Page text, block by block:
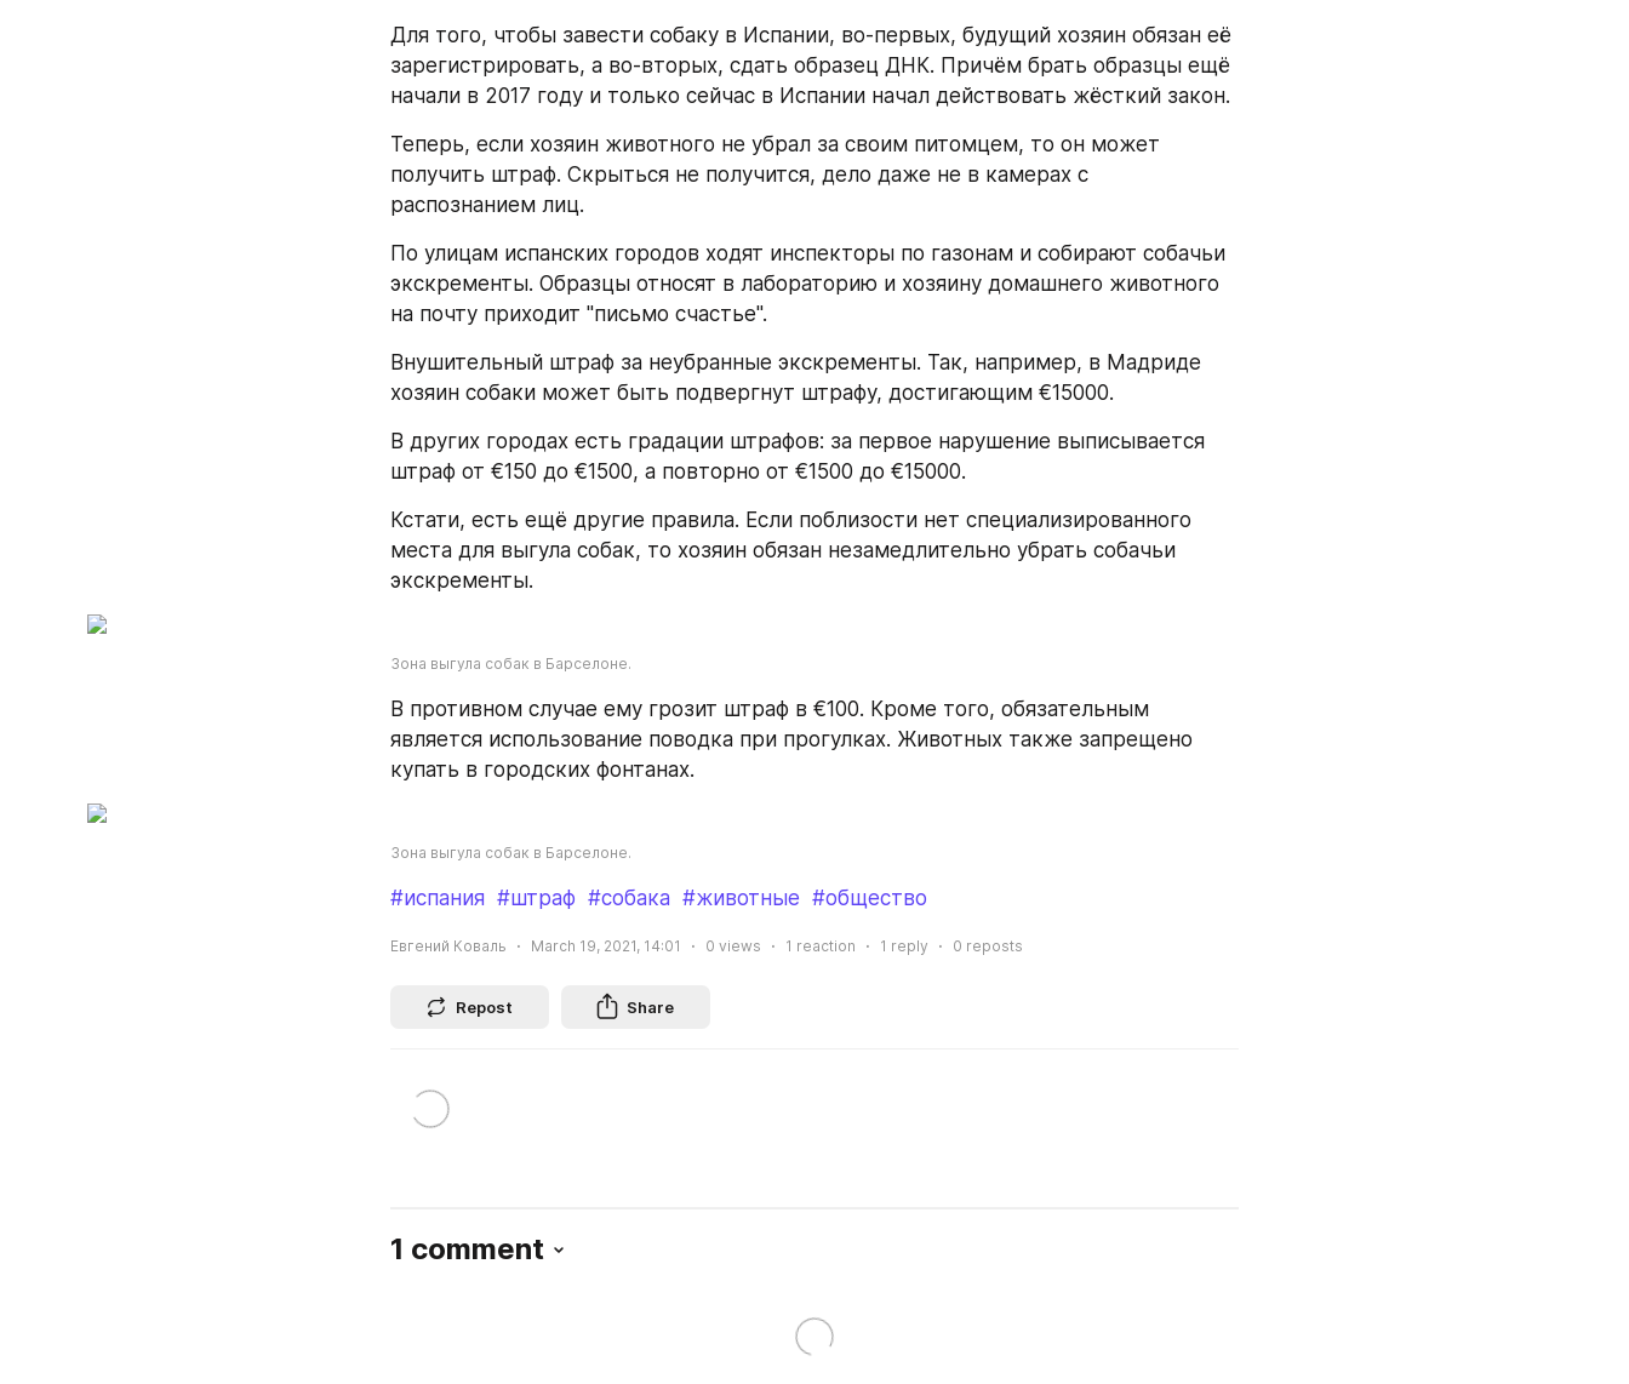
Для того, чтобы завести собаку в Испании, во-первых, будущий хозяин обязан её
зарегистрировать, а во-вторых, сдать образец ДНК. Причём брать образцы ещё
начали в 2017 году и только сейчас в Испании начал действовать жёсткий закон.
Теперь, если хозяин животного не убрал за своим питомцем, то он может
получить штраф. Скрыться не получится, дело даже не в камерах с
распознанием лиц.
По улицам испанских городов ходят инспекторы по газонам и собирают собачьи
экскременты. Образцы относят в лабораторию и хозяину домашнего животного
на почту приходит "письмо счастье".
Внушительный штраф за неубранные экскременты. Так, например, в Мадриде
хозяин собаки может быть подвергнут штрафу, достигающим €15000.
В других городах есть градации штрафов: за первое нарушение выписывается
штраф от €150 до €1500, а повторно от €1500 до €15000.
Кстати, есть ещё другие правила. Если поблизости нет специализированного
места для выгула собак, то хозяин обязан незамедлительно убрать собачьи
экскременты.
Зона выгула собак в Барселоне.
В противном случае ему грозит штраф в €100. Кроме того, обязательным
является использование поводка при прогулках. Животных также запрещено
купать в городских фонтанах.
Зона выгула собак в Барселоне.
#испания #штраф #собака #животные #общество
Евгений Коваль March 19, 2021, 14:01 0 views 1 reaction 1 reply 0 reposts
Repost Share
1 comment